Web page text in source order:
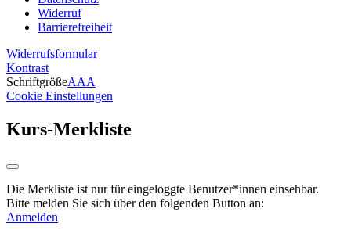
Widerruf
Barrierefreiheit
Widerrufsformular
Kontrast
SchriftgrößeAAA
Cookie Einstellungen
Kurs-Merkliste
Die Merkliste ist nur für eingeloggte Benutzer*innen einsehbar.
Bitte melden Sie sich über den folgenden Button an:
Anmelden